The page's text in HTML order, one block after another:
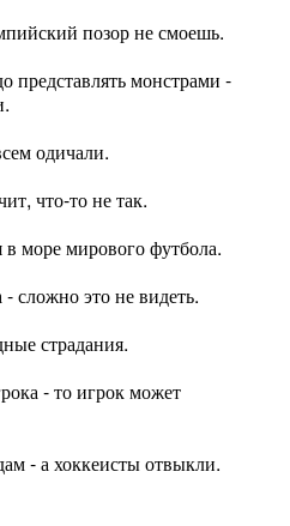
позор не смоешь.
представлять монстрами -
одичали.
что-то не так.
море мирового футбола.
сложно это не видеть.
страдания.
- то игрок может
- а хоккеисты отвыкли.